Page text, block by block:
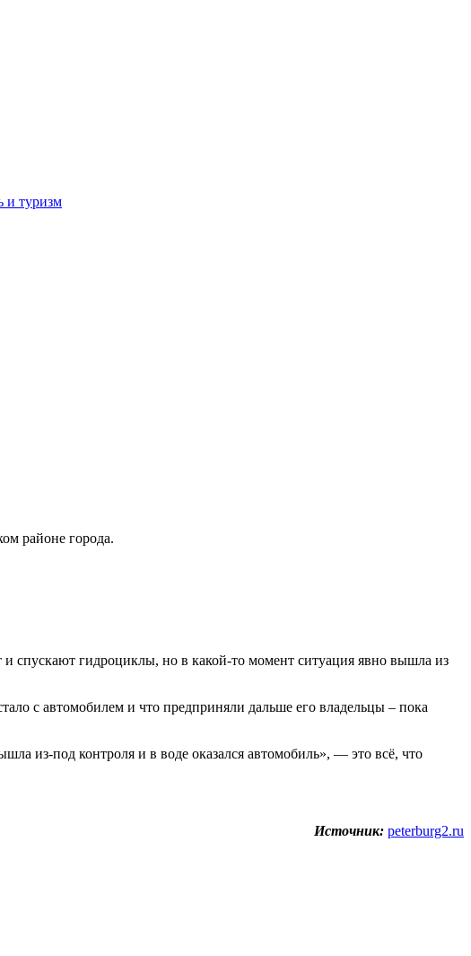
и туризм
районе города.
гидроциклы, но в какой-то момент ситуация явно вышла из
с автомобилем и что предприняли дальше его владельцы – пока
из-под контроля и в воде оказался автомобиль», — это всё, что
Источник: peterburg2.ru